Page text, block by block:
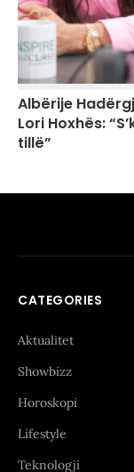
Albërije
Lori Hoxhës:
tillë”
CATEGORIES
Aktualitet
Showbizz
Horoskopi
Lifestyle
Teknologji